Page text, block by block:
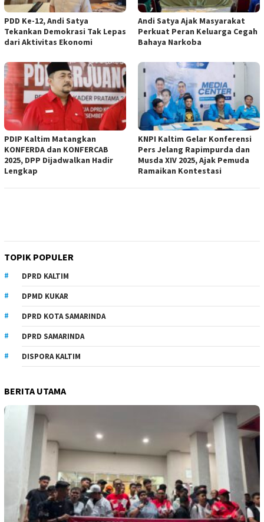
PDD Ke-12, Andi Satya
Tekankan Demokrasi Tak Lepas
dari Aktivitas Ekonomi
Andi Satya Ajak Masyarakat
Perkuat Peran Keluarga Cegah
Bahaya Narkoba
PDIP Kaltim Matangkan
KONFERDA dan KONFERCAB
2025, DPP Dijadwalkan Hadir
Lengkap
KNPI Kaltim Gelar Konferensi
Pers Jelang Rapimpurda dan
Musda XIV 2025, Ajak Pemuda
Ramaikan Kontestasi
TOPIK POPULER
DPRD KALTIM
DPMD KUKAR
DPRD KOTA SAMARINDA
DPRD SAMARINDA
DISPORA KALTIM
BERITA UTAMA